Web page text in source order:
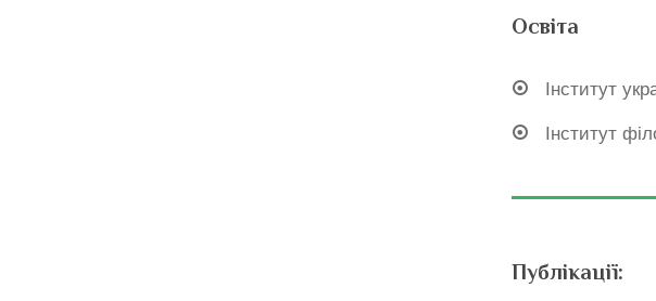
Освіта
Інститут
Інститут
Публікації: